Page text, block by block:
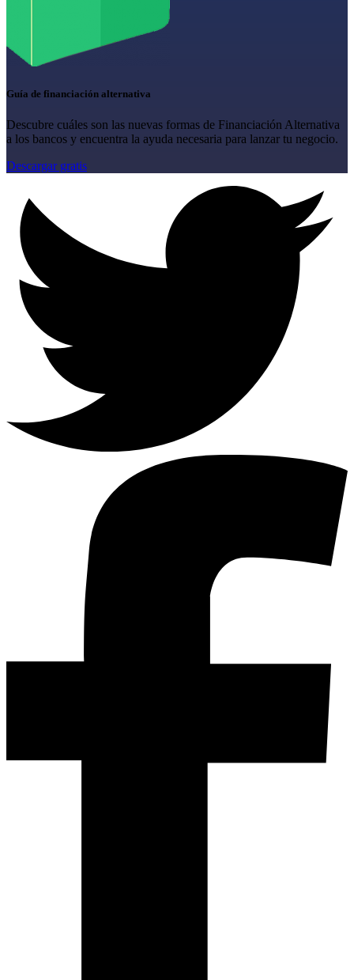
Guía de financiación alternativa
Descubre cuáles son las nuevas formas de Financiación Alternativa
a los bancos y encuentra la ayuda necesaria para lanzar tu negocio.
Descargar gratis